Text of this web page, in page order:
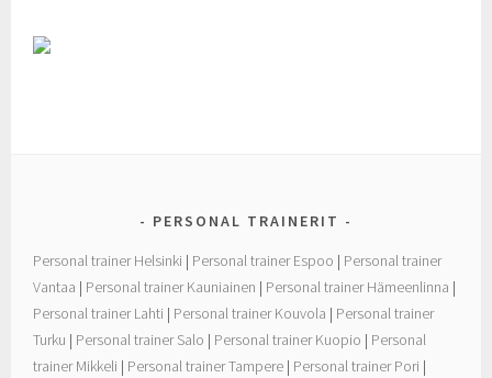
PERSONAL TRAINERIT
Personal trainer Helsinki | Personal trainer Espoo | Personal trainer
Vantaa | Personal trainer Kauniainen | Personal trainer Hämeenlinna |
Personal trainer Lahti | Personal trainer Kouvola | Personal trainer
Turku | Personal trainer Salo | Personal trainer Kuopio | Personal
trainer Mikkeli | Personal trainer Tampere | Personal trainer Pori |